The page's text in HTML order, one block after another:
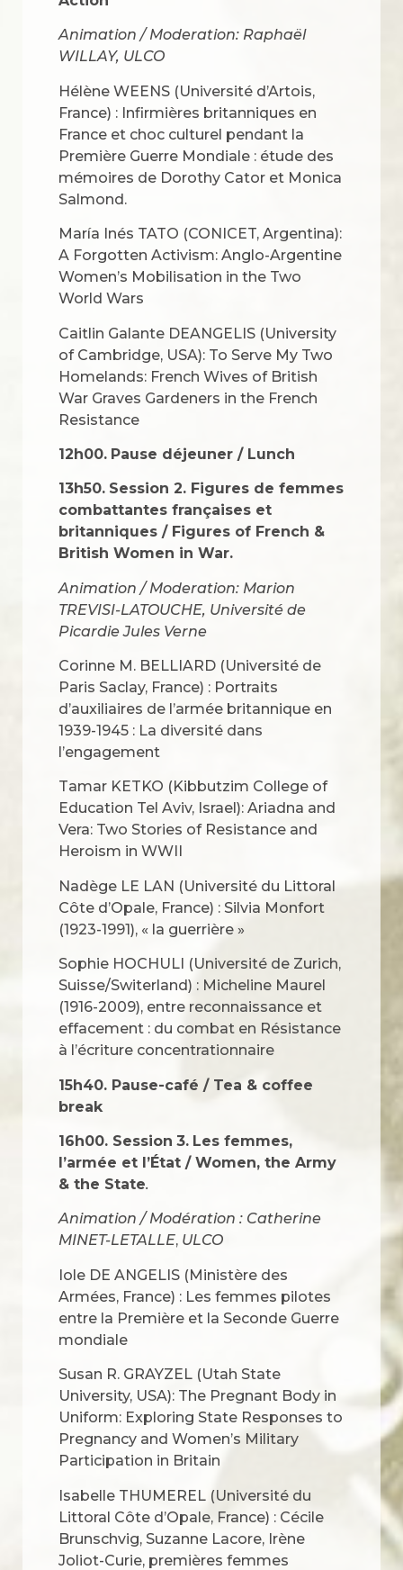
Animation / Moderation: Raphaël
WILLAY, ULCO
Hélène WEENS (Université d’Artois,
France) : Infirmières britanniques en
France et choc culturel pendant la
Première Guerre Mondiale : étude des
mémoires de Dorothy Cator et Monica
Salmond.
María Inés TATO (CONICET, Argentina):
A Forgotten Activism: Anglo-Argentine
Women’s Mobilisation in the Two
World Wars
Caitlin Galante DEANGELIS (University
of Cambridge, USA): To Serve My Two
Homelands: French Wives of British
War Graves Gardeners in the French
Resistance
12h00. Pause déjeuner / Lunch
13h50. Session 2. Figures de femmes
combattantes françaises et
britanniques / Figures of French &
British Women in War.
Animation / Moderation: Marion
TREVISI-LATOUCHE, Université de
Picardie Jules Verne
Corinne M. BELLIARD (Université de
Paris Saclay, France) : Portraits
d’auxiliaires de l’armée britannique en
1939-1945 : La diversité dans
l’engagement
Tamar KETKO (Kibbutzim College of
Education Tel Aviv, Israel): Ariadna and
Vera: Two Stories of Resistance and
Heroism in WWII
Nadège LE LAN (Université du Littoral
Côte d’Opale, France) : Silvia Monfort
(1923-1991), « la guerrière »
Sophie HOCHULI (Université de Zurich,
Suisse/Switerland) : Micheline Maurel
(1916-2009), entre reconnaissance et
effacement : du combat en Résistance
à l’écriture concentrationnaire
15h40. Pause-café / Tea & coffee
break
16h00. Session 3. Les femmes,
l’armée et l’État / Women, the Army
& the State.
Animation / Modération : Catherine
MINET-LETALLE, ULCO
Iole DE ANGELIS (Ministère des
Armées, France) : Les femmes pilotes
entre la Première et la Seconde Guerre
mondiale
Susan R. GRAYZEL (Utah State
University, USA): The Pregnant Body in
Uniform: Exploring State Responses to
Pregnancy and Women’s Military
Participation in Britain
Isabelle THUMEREL (Université du
Littoral Côte d’Opale, France) : Cécile
Brunschvig, Suzanne Lacore, Irène
Joliot-Curie, premières femmes